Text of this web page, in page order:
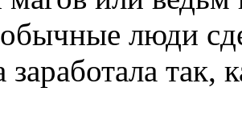
люди
заработала так,